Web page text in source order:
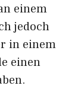
einem
jedoch
in einem
einen